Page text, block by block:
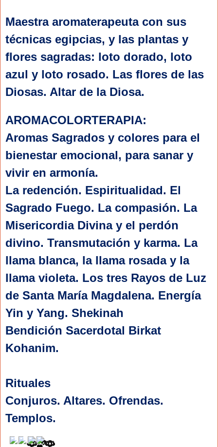
Maestra aromaterapeuta con sus
técnicas egipcias, y las plantas y
flores sagradas: loto dorado, loto
azul y loto rosado. Las flores de las
Diosas. Altar de la Diosa.
AROMACOLORTERAPIA:
Aromas Sagrados y colores para el
bienestar emocional, para sanar y
vivir en armonía.
La redención. Espiritualidad. El
Sagrado Fuego. La compasión. La
Misericordia Divina y el perdón
divino. Transmutación y karma. La
llama blanca, la llama rosada y la
llama violeta. Los tres Rayos de Luz
de Santa María Magdalena. Energía
Yin y Yang. Shekinah
Bendición Sacerdotal Birkat
Kohanim.
Rituales
Conjuros. Altares. Ofrendas.
Templos.